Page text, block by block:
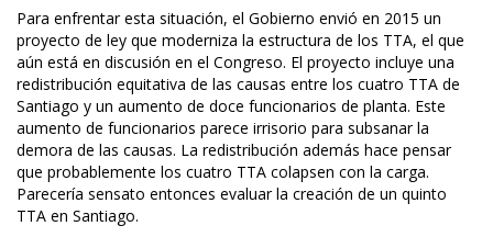
Para enfrentar esta situación, el Gobierno envió en 2015 un
proyecto de ley que moderniza la estructura de los TTA, el que
aún está en discusión en el Congreso. El proyecto incluye una
redistribución equitativa de las causas entre los cuatro TTA de
Santiago y un aumento de doce funcionarios de planta. Este
aumento de funcionarios parece irrisorio para subsanar la
demora de las causas. La redistribución además hace pensar
que probablemente los cuatro TTA colapsen con la carga.
Parecería sensato entonces evaluar la creación de un quinto
TTA en Santiago.